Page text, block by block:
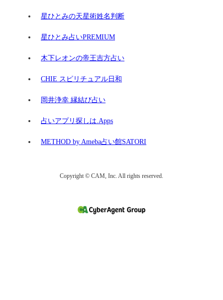
星ひとみの天星術姓名判断
星ひとみ占いPREMIUM
木下レオンの帝王吉方占い
CHIE スピリチュアル日和
岡井浄幸 縁結び占い
占いアプリ探しは.Apps
METHOD by Ameba占い館SATORI
Copyright © CAM, Inc. All rights reserved.